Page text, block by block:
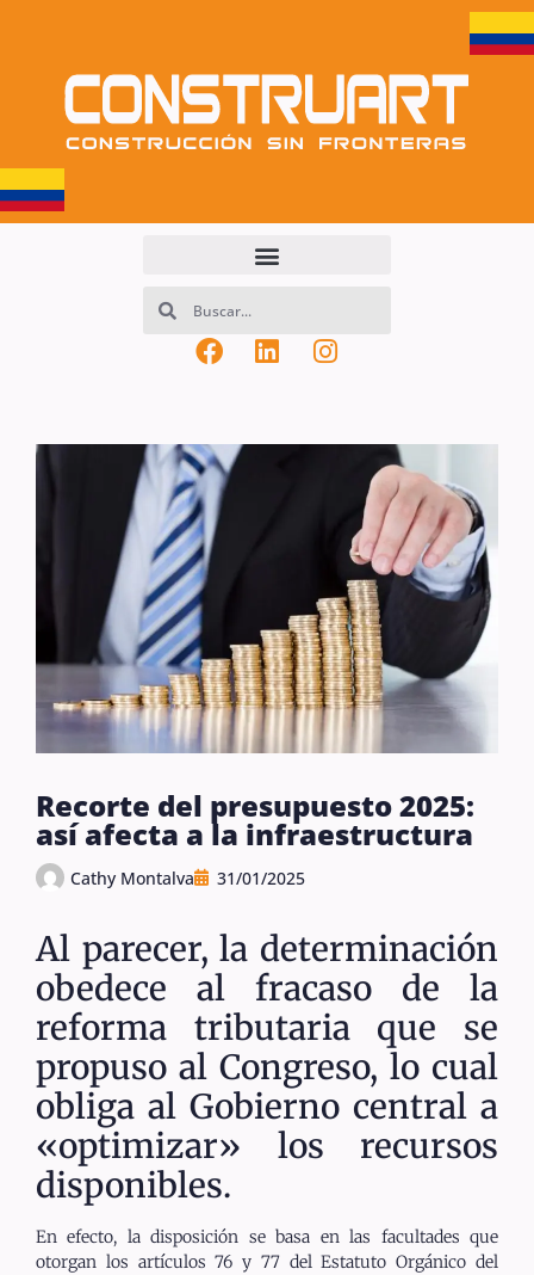
Recorte del presupuesto 2025:
así afecta a la infraestructura
Cathy Montalva 31/01/2025
Al parecer, la determinación
obedece al fracaso de la
reforma tributaria que se
propuso al Congreso, lo cual
obliga al Gobierno central a
«optimizar» los recursos
disponibles.
En efecto, la disposición se basa en las facultades que
otorgan los artículos 76 y 77 del Estatuto Orgánico del